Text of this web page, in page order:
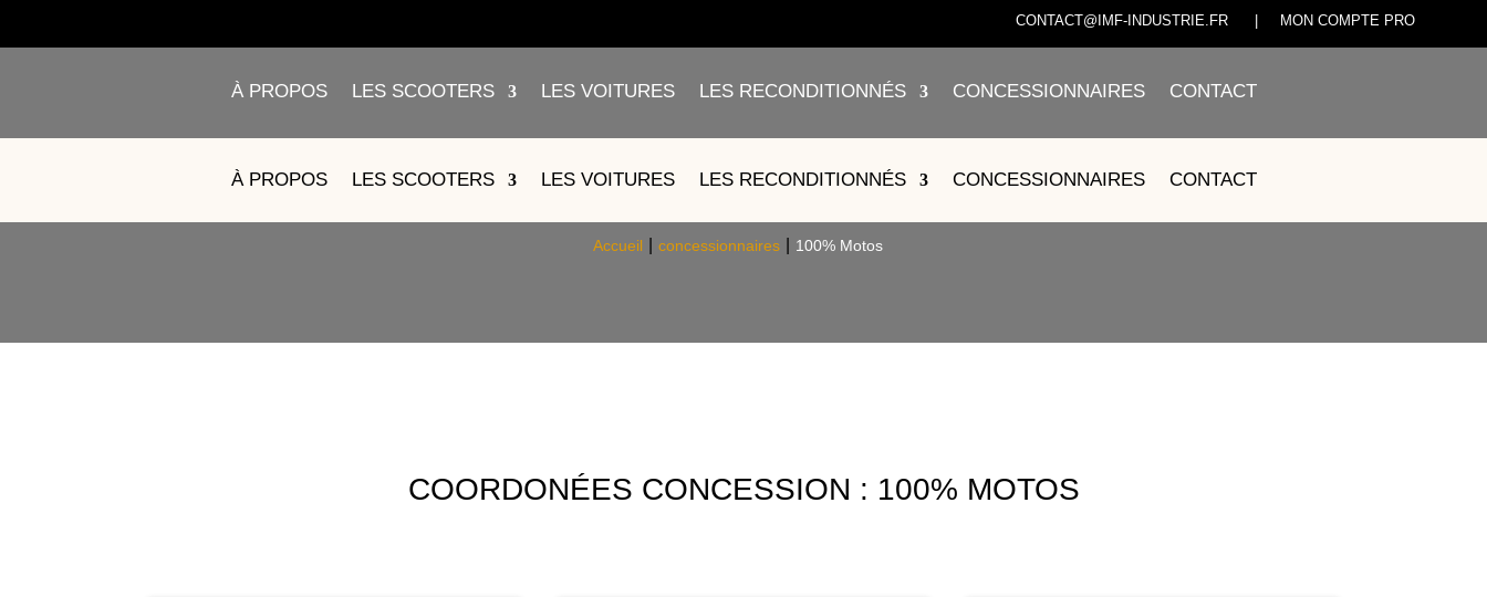
CONTACT@IMF-INDUSTRIE.FR MON COMPTE PRO
À PROPOS LES SCOOTERS LES VOITURES LES RECONDITIONNÉS CONCESSIONNAIRES CONTACT
À PROPOS LES SCOOTERS LES VOITURES LES RECONDITIONNÉS CONCESSIONNAIRES CONTACT
100% MOTOS
Accueil concessionnaires 100% Motos
COORDONÉES CONCESSION : 100% MOTOS